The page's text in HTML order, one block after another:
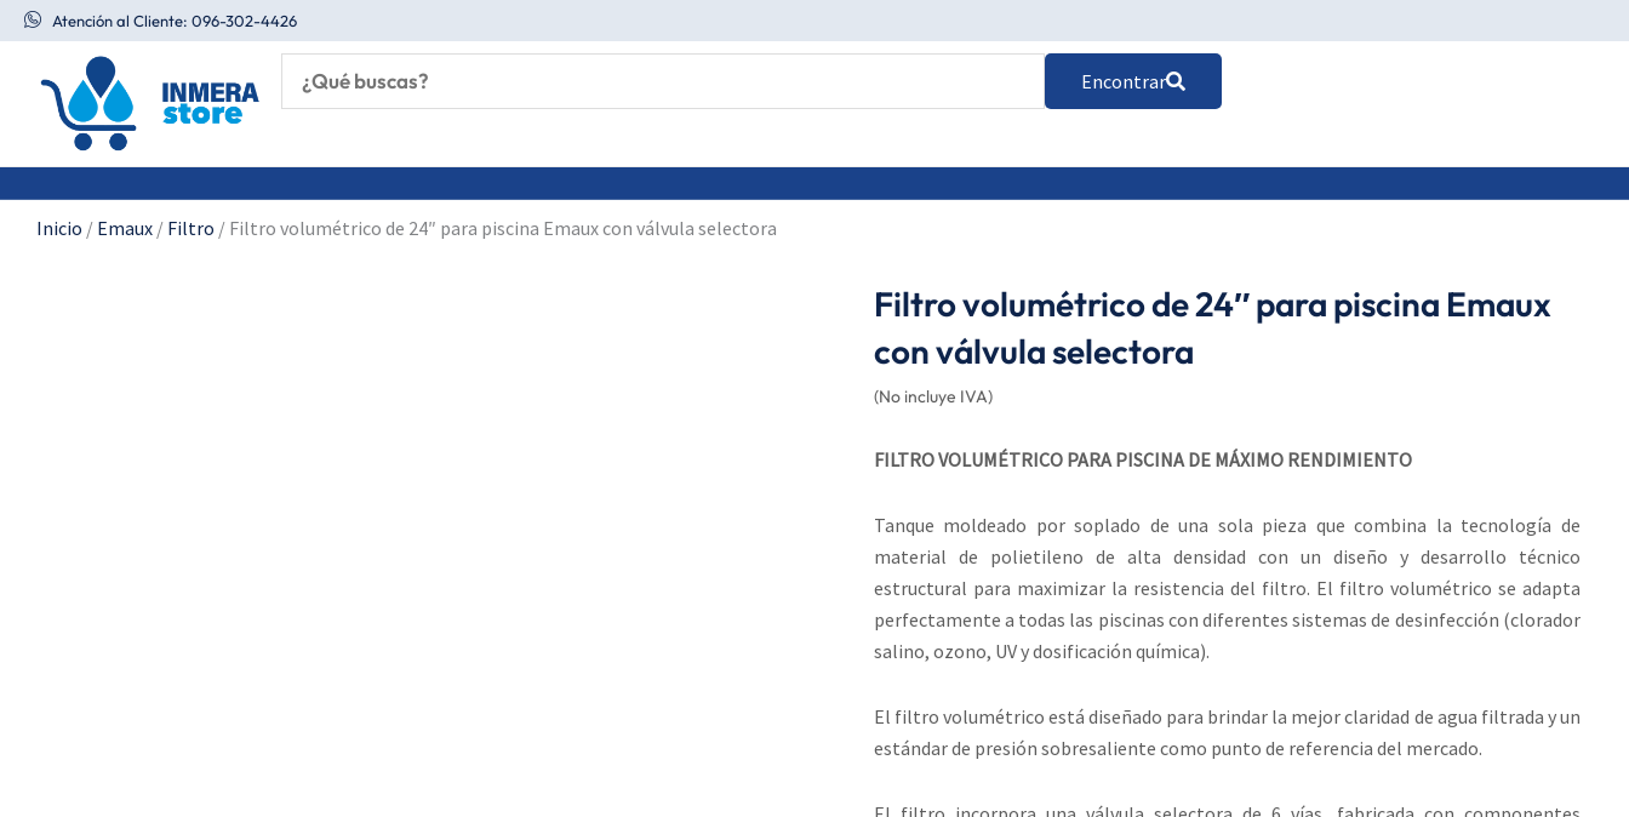
al
contenido
Atención al Cliente: 096-302-4426
Encontrar
Inicio / Emaux / Filtro / Filtro volumétrico de 24″ para piscina Emaux con válvula selectora
Filtro volumétrico de 24″ para piscina Emaux
con válvula selectora
(No incluye IVA)
FILTRO VOLUMÉTRICO PARA PISCINA DE MÁXIMO RENDIMIENTO
Tanque moldeado por soplado de una sola pieza que combina la tecnología de
material de polietileno de alta densidad con un diseño y desarrollo técnico
estructural para maximizar la resistencia del filtro. El filtro volumétrico se adapta
perfectamente a todas las piscinas con diferentes sistemas de desinfección (clorador
salino, ozono, UV y dosificación química).
El filtro volumétrico está diseñado para brindar la mejor claridad de agua filtrada y un
estándar de presión sobresaliente como punto de referencia del mercado.